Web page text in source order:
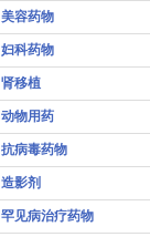
美容药物
妇科药物
肾移植
动物用药
抗病毒药物
造影剂
罕见病治疗药物